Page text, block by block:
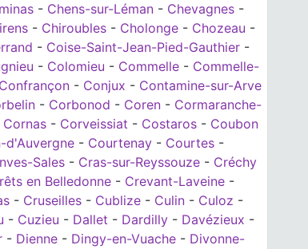
- Chens-sur-Léman - Chevagnes -
- Chiroubles - Cholonge - Chozeau -
- Coise-Saint-Jean-Pied-Gauthier -
- Colomieu - Commelle - Commelle-
Confrançon - Conjux - Contamine-sur-Arve
- Corbonod - Coren - Cormaranche-
Cornas - Corveissiat - Costaros - Coubon
d'Auvergne - Courtenay - Courtes -
Sales - Cras-sur-Reyssouze - Créchy
en Belledonne - Crevant-Laveine -
- Cruseilles - Cublize - Culin - Culoz -
- Cuzieu - Dallet - Dardilly - Davézieux -
- Dienne - Dingy-en-Vuache - Divonne-